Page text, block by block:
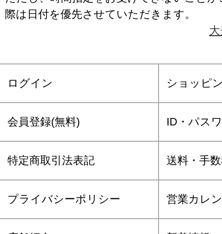
際は日付を優先させていただきます。
ログイン ショッピ
会員登録(無料) ID・パス
特定商取引法表記 送料・手
プライバシーポリシー 営業カレ